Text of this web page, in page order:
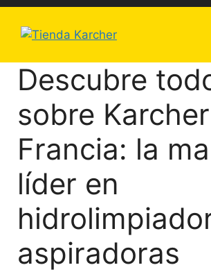
Saltar
contenido
Descubre
sobre Karcher
Francia: la
líder en
aspiradoras